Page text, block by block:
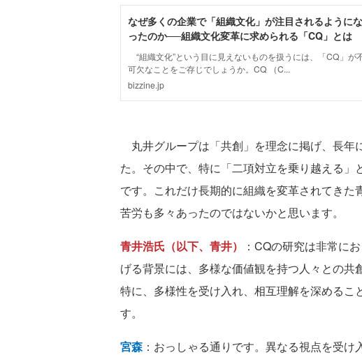
丸井グループは「共創」を理念に掲げ、長年
た。その中で、特に「二項対立を乗り越える
です。これだけ長期的に組織を変革されてき
苦労も多々あったのではないかと思います。
青井浩氏（以下、青井）
：CQの研究は非常に
げる背景には、多様な価値観を持つ人々との共
特に、多様性を受け入れ、相互理解を深めるこ
す。
宮森：おっしゃる通りです。異なる視点を受け